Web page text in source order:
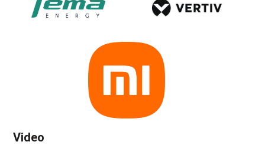
Video